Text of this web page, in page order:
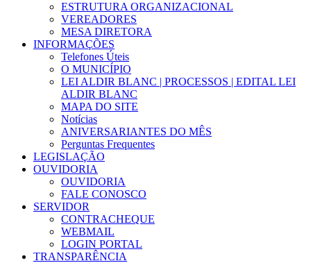
ESTRUTURA ORGANIZACIONAL
VEREADORES
MESA DIRETORA
INFORMAÇÕES
Telefones Úteis
O MUNICÍPIO
LEI ALDIR BLANC | PROCESSOS | EDITAL LEI
ALDIR BLANC
MAPA DO SITE
Notícias
ANIVERSARIANTES DO MÊS
Perguntas Frequentes
LEGISLAÇÃO
OUVIDORIA
OUVIDORIA
FALE CONOSCO
SERVIDOR
CONTRACHEQUE
WEBMAIL
LOGIN PORTAL
TRANSPARÊNCIA